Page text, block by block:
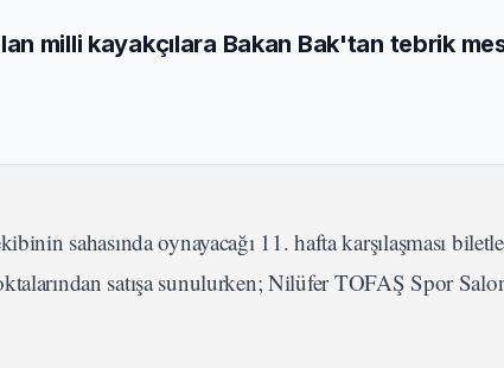
milli kayakçılara Bakan Bak'tan tebrik
sahasında oynayacağı 11. hafta karşılaşması
satışa sunulurken; Nilüfer TOFAŞ Spor